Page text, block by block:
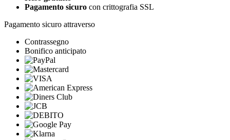
Pagamento sicuro con crittografia SSL
Pagamento sicuro attraverso
Contrassegno
Bonifico anticipato